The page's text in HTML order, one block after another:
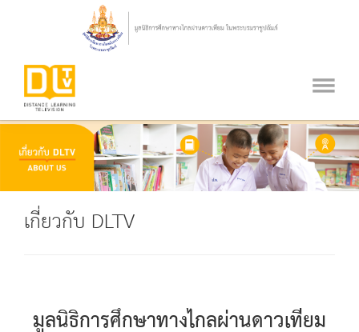
เกี่ยวกับ DLTV
มูลนิธิการศึกษาทางไกลผ่านดาวเทียม